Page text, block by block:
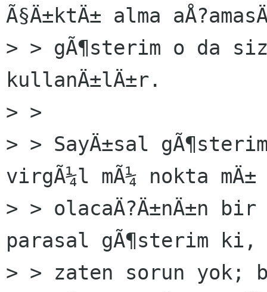
Ã§Ä±ktÄ± alma
> > gÃ¶sterim o da
kullanÄ±lÄ±r.
> >
> > SayÄ±sal
virgÃ¼l mÃ¼ nokta mÄ±
> > olacaÄ?Ä±nÄ±n
parasal gÃ¶sterim ki,
> > zaten sorun yok;